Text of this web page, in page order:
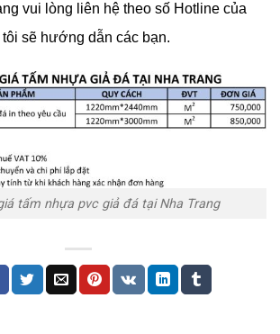
vui lòng liên hệ theo số Hotline của
sẽ hướng dẫn các bạn.
tấm nhựa pvc giả đá tại Nha Trang